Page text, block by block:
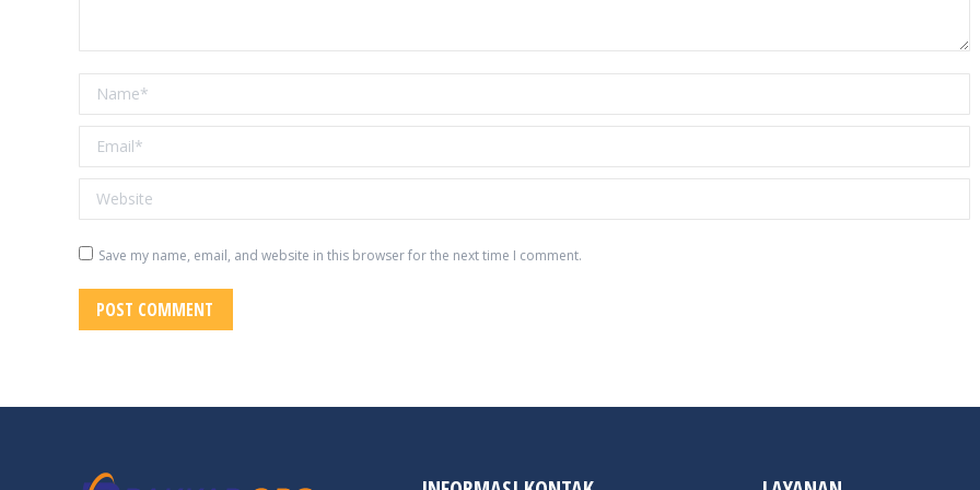
Name *
Email *
Website
Save my name, email, and website in this browser for the next time I comment.
POST COMMENT